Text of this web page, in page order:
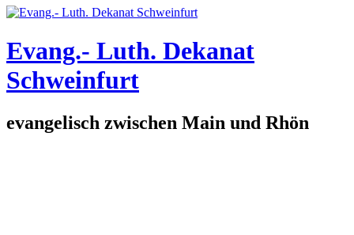
Evang.- Luth. Dekanat
Schweinfurt
evangelisch zwischen Main und Rhön